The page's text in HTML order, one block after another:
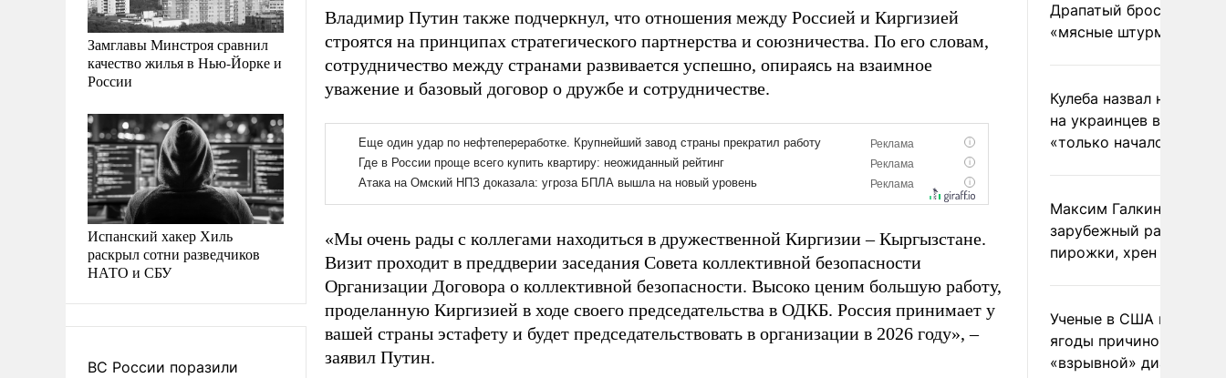
Замглавы Минстроя сравнил
качество жилья в Нью-Йорке и
России
Испанский хакер Хиль
раскрыл сотни разведчиков
НАТО и СБУ
ВС России поразили
Владимир Путин также подчеркнул, что отношения между Россией и Киргизией
строятся на принципах стратегического партнерства и союзничества. По его словам,
сотрудничество между странами развивается успешно, опираясь на взаимное
уважение и базовый договор о дружбе и сотрудничестве.
«Мы очень рады с коллегами находиться в дружественной Киргизии – Кыргызстане.
Визит проходит в преддверии заседания Совета коллективной безопасности
Организации Договора о коллективной безопасности. Высоко ценим большую работу,
проделанную Киргизией в ходе своего председательства в ОДКБ. Россия принимает у
вашей страны эстафету и будет председательствовать в организации в 2026 году», –
заявил Путин.
Драпатый бросил
«мясные штурмы»
Кулеба назвал
на украинцев в Польше
«только началом»
Максим Галкин
зарубежный райдер
пирожки, хрен и морс
Ученые в США назвали
ягоды причиной
«взрывной» диареи